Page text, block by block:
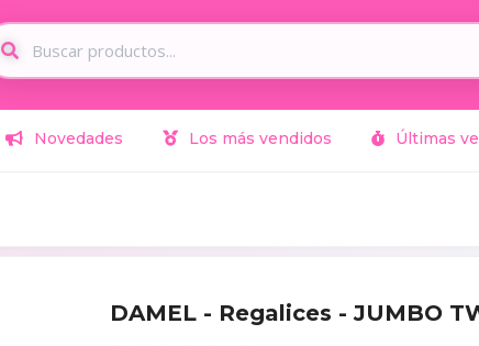
Novedades Los más vendidos Últimas
DAMEL - Regalices - JUMBO